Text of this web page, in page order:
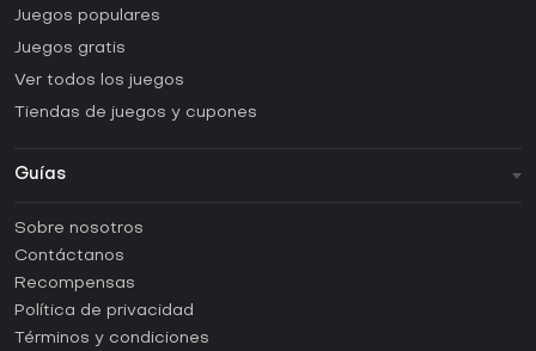
Juegos populares
Juegos gratis
Ver todos los juegos
Tiendas de juegos y cupones
Guías
Guías y tutoriales
¿Cómo activar una CD Key de Steam?
¿Cómo activar una CD Key de Epic Games?
¿Cómo activar una CD Key de GOG?
Sobre nosotros
Contáctanos
Recompensas
Política de privacidad
Términos y condiciones